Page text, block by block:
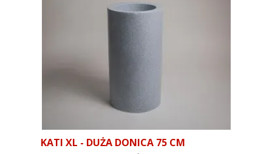
KATI XL - DUŻA DONICA 75 CM